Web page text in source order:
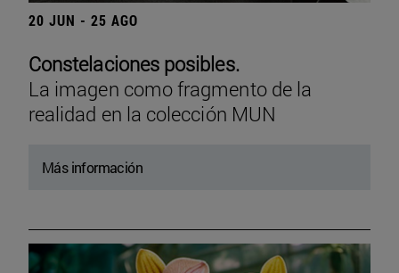
20 JUN - 25 AGO
Constelaciones posibles.
La imagen como fragmento de la
realidad en la colección MUN
Más información